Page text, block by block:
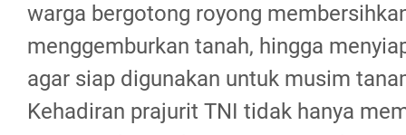
warga bergotong royong
menggemburkan tanah, hingga
agar siap digunakan untuk musim
Kehadiran prajurit TNI tidak hanya